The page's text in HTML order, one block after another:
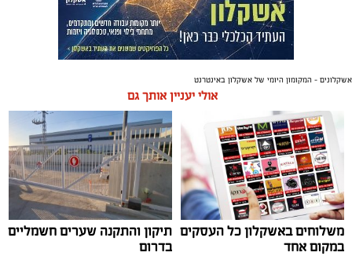
אשקלונים - המקומון היומי של אשקלון באינטרנט
אולי יעניין אותך גם
משלוחים באשקלון כל העסקים
במקום אחד
תיקון והתקנה שערים חשמליים
בדרום